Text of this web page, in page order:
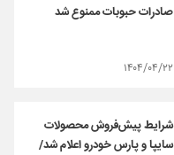
صادرات حبوبات ممنوع شد
۱۴۰۴/۰۴/۲۲
شرایط پیش‌فروش محصولات
سایپا و پارس خودرو اعلام شد/